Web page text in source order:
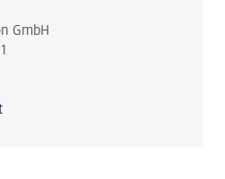
GmbH